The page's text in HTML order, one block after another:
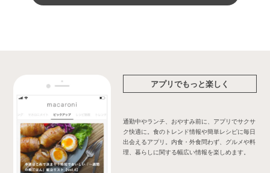
アプリでもっと楽しく
通勤中やランチ、おやすみ前に、アプリでサクサ
ク快適に。食のトレンド情報や簡単レシピに毎日
出会えるアプリ。内食・外食問わず、グルメや料
理、暮らしに関する幅広い情報を楽しめます。